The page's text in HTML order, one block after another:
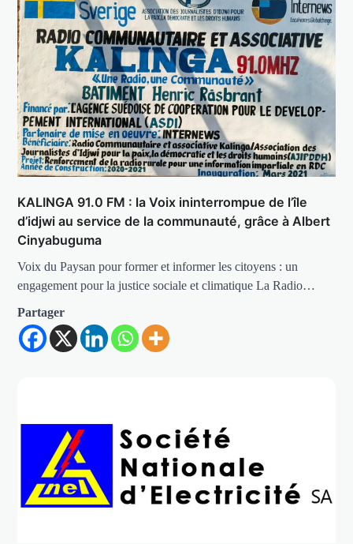
KALINGA 91.0 FM : la Voix ininterrompue de l’île
d’idjwi au service de la communauté, grâce à Albert
Cinyabuguma
Voix du Paysan pour former et informer les citoyens : un
engagement pour la justice sociale et climatique La Radio…
Partager